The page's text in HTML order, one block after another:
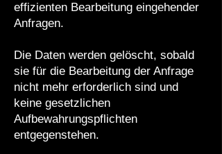
effizienten Bearbeitung eingehender
Anfragen.
Die Daten werden gelöscht, sobald
sie für die Bearbeitung der Anfrage
nicht mehr erforderlich sind und
keine gesetzlichen
Aufbewahrungspflichten
entgegenstehen.